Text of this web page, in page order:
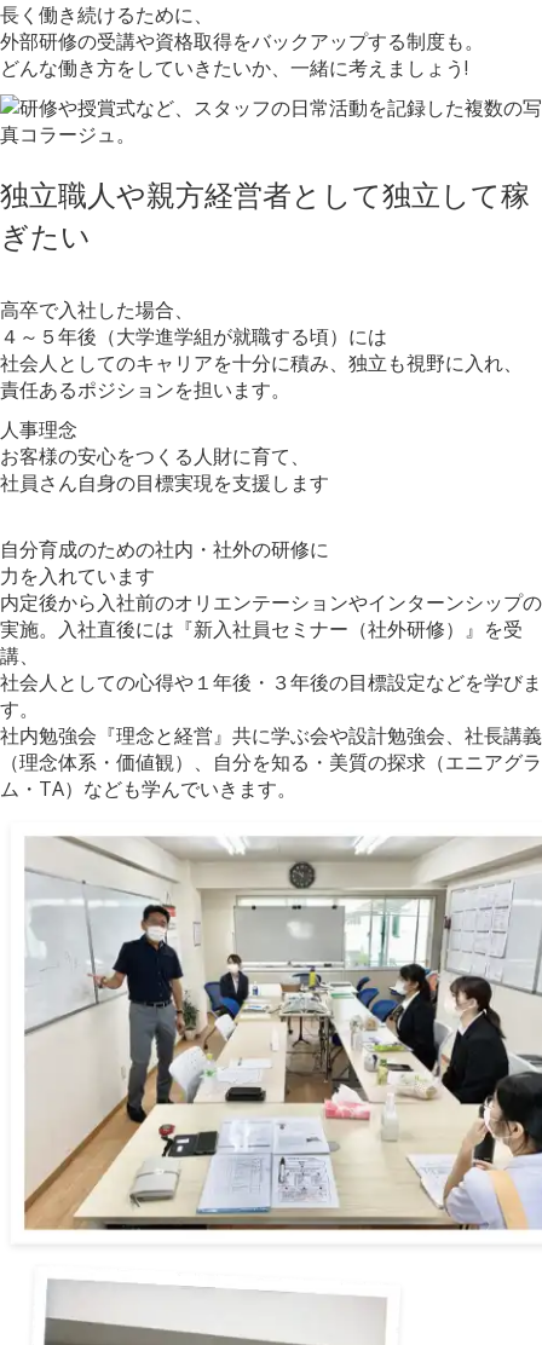
長く働き続けるために、
外部研修の受講や資格取得をバックアップする制度も。
どんな働き方をしていきたいか、一緒に考えましょう!
独立職人や親方経営者として独立して稼
ぎたい
高卒で入社した場合、
４～５年後（大学進学組が就職する頃）には
社会人としてのキャリアを十分に積み、独立も視野に入れ、
責任あるポジションを担います。
人事理念
お客様の安心をつくる人財に育て、
社員さん自身の目標実現を支援します
自分育成のための社内・社外の研修に
力を入れています
内定後から入社前のオリエンテーションやインターンシップの
実施。入社直後には『新入社員セミナー（社外研修）』を受
講、
社会人としての心得や１年後・３年後の目標設定などを学びま
す。
社内勉強会『理念と経営』共に学ぶ会や設計勉強会、社長講義
（理念体系・価値観）、自分を知る・美質の探求（エニアグラ
ム・TA）なども学んでいきます。